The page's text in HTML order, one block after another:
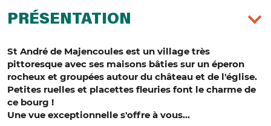
PRÉSENTATION
St André de Majencoules est un village très
pittoresque avec ses maisons bâties sur un éperon
rocheux et groupées autour du château et de l'église.
Petites ruelles et placettes fleuries font le charme de
ce bourg !
Une vue exceptionnelle s'offre à vous...